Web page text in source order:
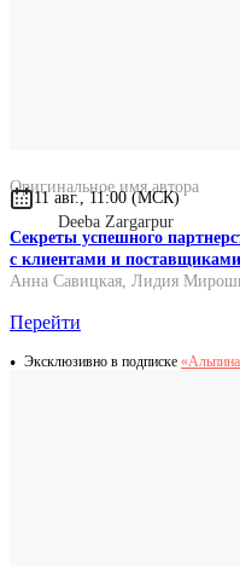
Оригинальное имя автора
Deeba Zargarpur
11 авг., 11:00 (МСК)
Секреты успешного
с клиентами и
Анна Савицкая, Лидия
Перейти
Эксклюзивно в подписке